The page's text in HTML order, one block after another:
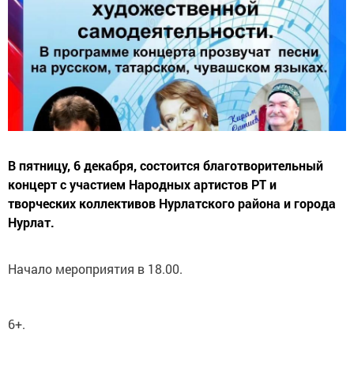
В пятницу, 6 декабря, состоится благотворительный
концерт с участием Народных артистов РТ и
творческих коллективов Нурлатского района и города
Нурлат.
Начало мероприятия в 18.00.
6+.